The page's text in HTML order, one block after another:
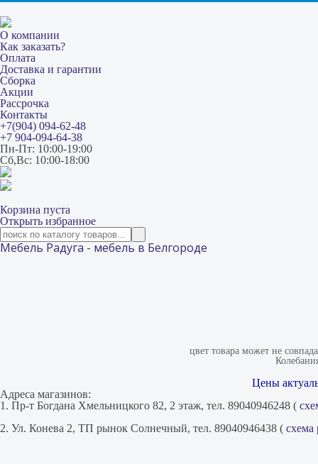
О компании
Как заказать?
Оплата
Доставка и гарантии
Сборка
Акции
Рассрочка
Контакты
+7(904) 094-62-48
+7 904-094-64-38
Пн-Пт: 10:00-19:00
Сб,Вс: 10:00-18:00
Корзина пуста
Открыть избранное
Мебель Радуга - мебель в Белгороде
цвет товара может не
Цены
Адреса магазинов:
1. Пр-т Богдана Хмельницкого 82, 2 этаж, тел. 89040946248 (
2. Ул. Конева 2, ТП рынок Солнечный, тел. 89040946438 (